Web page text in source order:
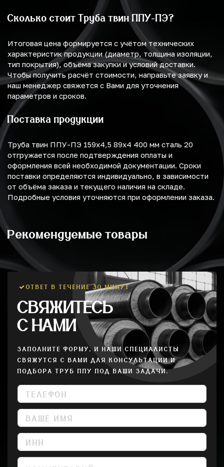
Сколько стоит Труба твин ППУ-ПЭ?
Итоговая цена формируется с учётом технических
характеристик продукции (диаметр, толщина изоляции,
тип покрытия), объёма закупки и условий доставки.
Чтобы получить расчёт стоимости, направьте заявку и
наш менеджер свяжется с Вами для уточнения
параметров и сроков.
Поставка продукции
Труба твин ППУ-ПЭ 159х4,5 89х4 400 мм сталь 20
отгружается после подтверждения оплаты и
оформления всей необходимой документации. Сроки
поставки определяются индивидуально, в зависимости
от объёма заказа и текущего наличия на складе.
Подробные условия уточняются при оформлении заказа.
Рекомендуемые товары
ОТВЕТ В ТЕЧЕНИЕ 30 МИНУТ
СВЯЖИТЕСЬ
С НАМИ
ЗАПОЛНИТЕ ФОРМУ, И НАШИ СПЕЦИАЛИСТЫ
СВЯЖУТСЯ С ВАМИ ДЛЯ КОНСУЛЬТАЦИИ И
ПОДБОРА ТРУБ ППУ ПОД ВАШИ ЗАДАЧИ.